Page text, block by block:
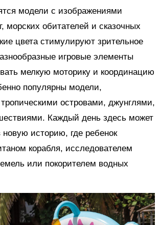
модели с изображениями
морских обитателей и сказочных
цвета стимулируют зрительное
игровые элементы
мелкую моторику и координацию
популярны модели,
островами, джунглями,
Каждый день здесь может
новую историю, где ребенок
корабля, исследователем
или покорителем водных